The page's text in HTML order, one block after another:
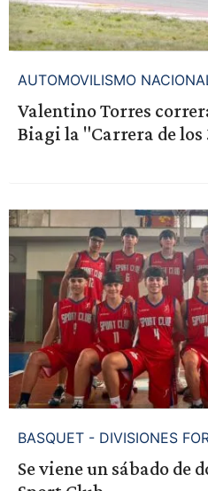
AUTOMOVILISMO
Valentino Torres
Biagi la "Carrera de
BASQUET - DIVISIONES
Se viene un sábado de